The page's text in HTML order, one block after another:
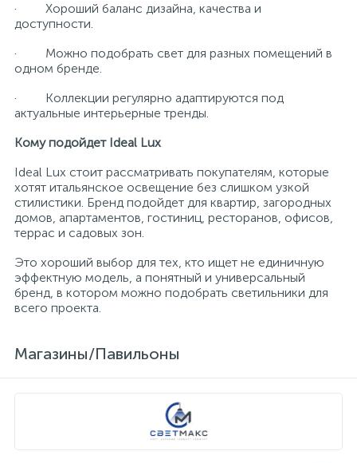
· Хороший баланс дизайна, качества и
доступности.
· Можно подобрать свет для разных помещений в
одном бренде.
· Коллекции регулярно адаптируются под
актуальные интерьерные тренды.
Кому подойдет Ideal Lux
Ideal Lux стоит рассматривать покупателям, которые
хотят итальянское освещение без слишком узкой
стилистики. Бренд подойдет для квартир, загородных
домов, апартаментов, гостиниц, ресторанов, офисов,
террас и садовых зон.
Это хороший выбор для тех, кто ищет не единичную
эффектную модель, а понятный и универсальный
бренд, в котором можно подобрать светильники для
всего проекта.
Магазины/Павильоны